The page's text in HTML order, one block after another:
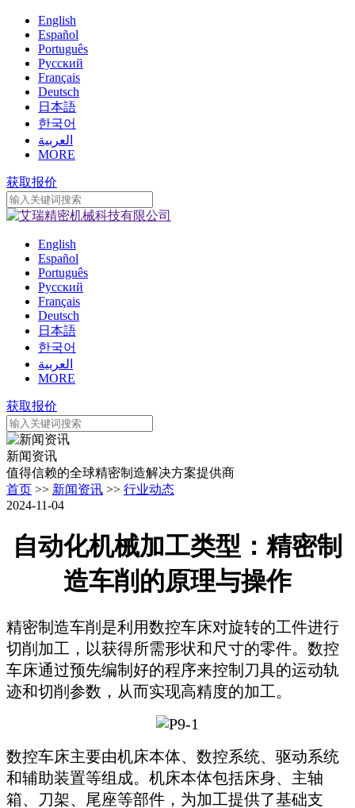
English
Español
Português
Pусский
Français
Deutsch
日本語
한국어
العربية
MORE
获取报价
English
Español
Português
Pусский
Français
Deutsch
日本語
한국어
العربية
MORE
获取报价
新闻资讯
值得信赖的全球精密制造解决方案提供商
首页 >> 新闻资讯 >> 行业动态
2024-11-04
自动化机械加工类型：精密制
造车削的原理与操作
精密制造车削是利用数控车床对旋转的工件进行
切削加工，以获得所需形状和尺寸的零件。数控
车床通过预先编制好的程序来控制刀具的运动轨
迹和切削参数，从而实现高精度的加工。
数控车床主要由机床本体、数控系统、驱动系统
和辅助装置等组成。机床本体包括床身、主轴
箱、刀架、尾座等部件，为加工提供了基础支